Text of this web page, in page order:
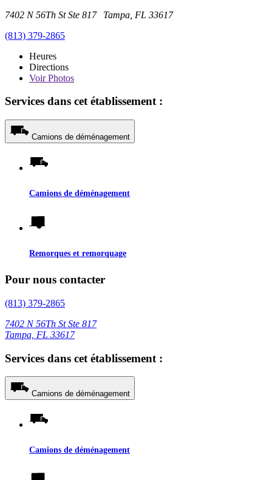
7402 N 56Th St Ste 817 Tampa, FL 33617
(813) 379-2865
Heures
Directions
VoirPhotos
Services dans cet établissement :
Camions de déménagement
Camions de déménagement
Remorques et remorquage
Pour nous contacter
(813) 379-2865
7402 N 56Th St Ste 817
Tampa, FL 33617
Services dans cet établissement :
Camions de déménagement
Camions de déménagement